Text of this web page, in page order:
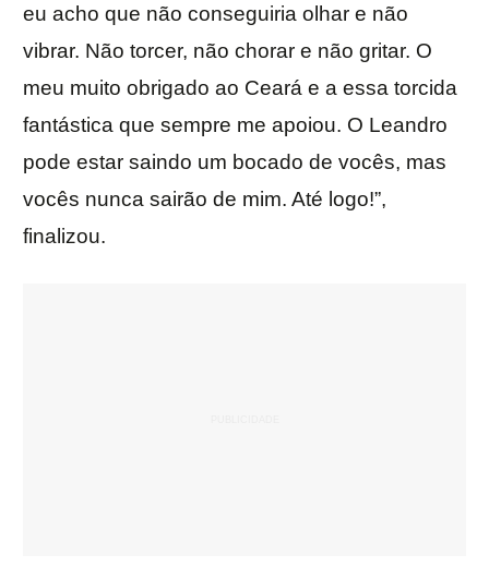
eu acho que não conseguiria olhar e não
vibrar. Não torcer, não chorar e não gritar. O
meu muito obrigado ao Ceará e a essa torcida
fantástica que sempre me apoiou. O Leandro
pode estar saindo um bocado de vocês, mas
vocês nunca sairão de mim. Até logo!”,
finalizou.